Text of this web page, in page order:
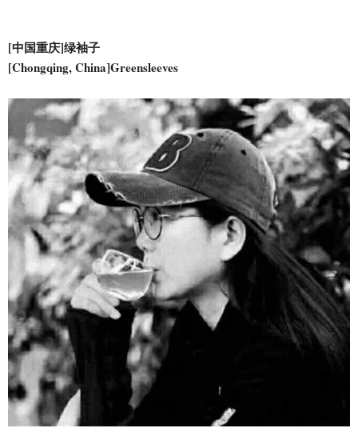
[中国重庆]绿袖子
[Chongqing, China]Greensleeves